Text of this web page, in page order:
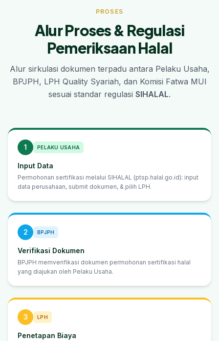
PROSES
Alur Proses & Regulasi
Pemeriksaan Halal
Alur sirkulasi dokumen terpadu antara Pelaku Usaha,
BPJPH, LPH Quality Syariah, dan Komisi Fatwa MUI
sesuai standar regulasi SIHALAL.
1 PELAKU USAHA
Input Data
Permohonan sertifikasi melalui SIHALAL (ptsp.halal.go.id): input
data perusahaan, submit dokumen, & pilih LPH.
2 BPJPH
Verifikasi Dokumen
BPJPH memverifikasi dokumen permohonan sertifikasi halal
yang diajukan oleh Pelaku Usaha.
3 LPH
Penetapan Biaya